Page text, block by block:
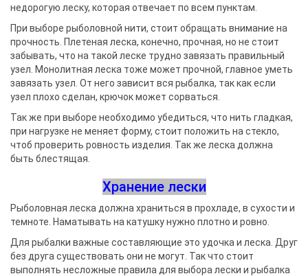
недорогую леску, которая отвечает по всем пунктам.
При выборе рыболовной нити, стоит обращать внимание на
прочность. Плетеная леска, конечно, прочная, но не стоит
забывать, что на такой леске трудно завязать правильный
узел. Монолитная леска тоже может прочной, главное уметь
завязать узел. От него зависит вся рыбалка, так как если
узел плохо сделан, крючок может сорваться.
Так же при выборе необходимо убедиться, что нить гладкая,
при нагрузке не меняет форму, стоит положить на стекло,
чтоб проверить ровность изделия. Так же леска должна
быть блестящая.
Хранение лески
Рыболовная леска должна храниться в прохладе, в сухости и
темноте. Наматывать на катушку нужно плотно и ровно.
Для рыбалки важные составляющие это удочка и леска. Друг
без друга существовать они не могут. Так что стоит
выполнять несложные правила для выбора лески и рыбалка